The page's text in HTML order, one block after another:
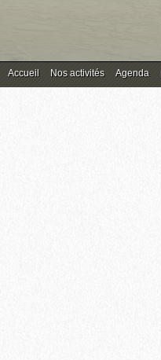
Accueil Nos activités Agenda